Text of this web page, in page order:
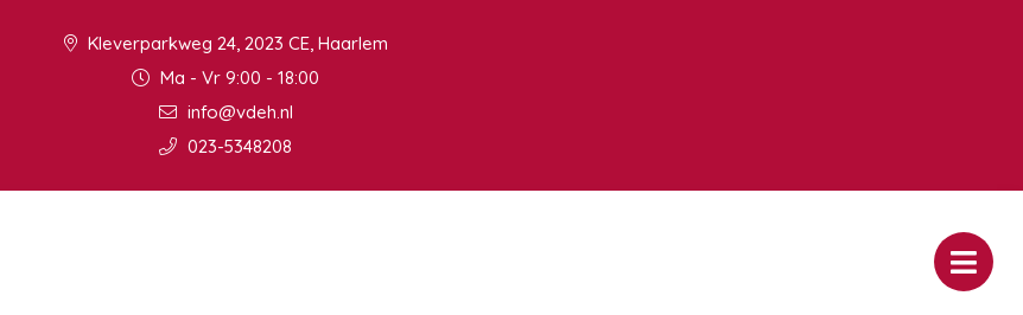
Kleverparkweg 24, 2023 CE, Haarlem
Ma - Vr 9:00 - 18:00
info@vdeh.nl
023-5348208